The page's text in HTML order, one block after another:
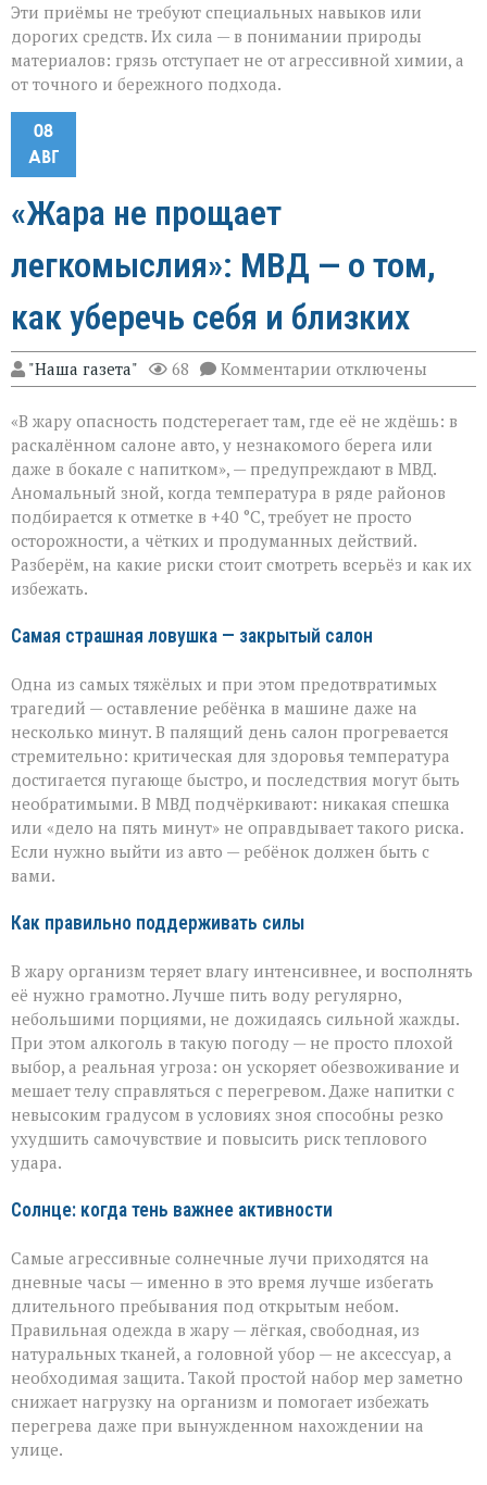
Эти приёмы не требуют специальных навыков или
дорогих средств. Их сила — в понимании природы
материалов: грязь отступает не от агрессивной химии, а
от точного и бережного подхода.
08
АВГ
«Жара не прощает
легкомыслия»: МВД — о том,
как уберечь себя и близких
"Наша газета" 68 Комментарии к
записи
не
прощает
легкомыслия»:
МВД — о
том,
как
уберечь
себя
и
отключены
«В жару опасность подстерегает там, где её не ждёшь: в
раскалённом салоне авто, у незнакомого берега или
даже в бокале с напитком», — предупреждают в МВД.
Аномальный зной, когда температура в ряде районов
подбирается к отметке в +40 °C, требует не просто
осторожности, а чётких и продуманных действий.
Разберём, на какие риски стоит смотреть всерьёз и как их
избежать.
Самая страшная ловушка — закрытый салон
Одна из самых тяжёлых и при этом предотвратимых
трагедий — оставление ребёнка в машине даже на
несколько минут. В палящий день салон прогревается
стремительно: критическая для здоровья температура
достигается пугающе быстро, и последствия могут быть
необратимыми. В МВД подчёркивают: никакая спешка
или «дело на пять минут» не оправдывает такого риска.
Если нужно выйти из авто — ребёнок должен быть с
вами.
Как правильно поддерживать силы
В жару организм теряет влагу интенсивнее, и восполнять
её нужно грамотно. Лучше пить воду регулярно,
небольшими порциями, не дожидаясь сильной жажды.
При этом алкоголь в такую погоду — не просто плохой
выбор, а реальная угроза: он ускоряет обезвоживание и
мешает телу справляться с перегревом. Даже напитки с
невысоким градусом в условиях зноя способны резко
ухудшить самочувствие и повысить риск теплового
удара.
Солнце: когда тень важнее активности
Самые агрессивные солнечные лучи приходятся на
дневные часы — именно в это время лучше избегать
длительного пребывания под открытым небом.
Правильная одежда в жару — лёгкая, свободная, из
натуральных тканей, а головной убор — не аксессуар, а
необходимая защита. Такой простой набор мер заметно
снижает нагрузку на организм и помогает избежать
перегрева даже при вынужденном нахождении на
улице.